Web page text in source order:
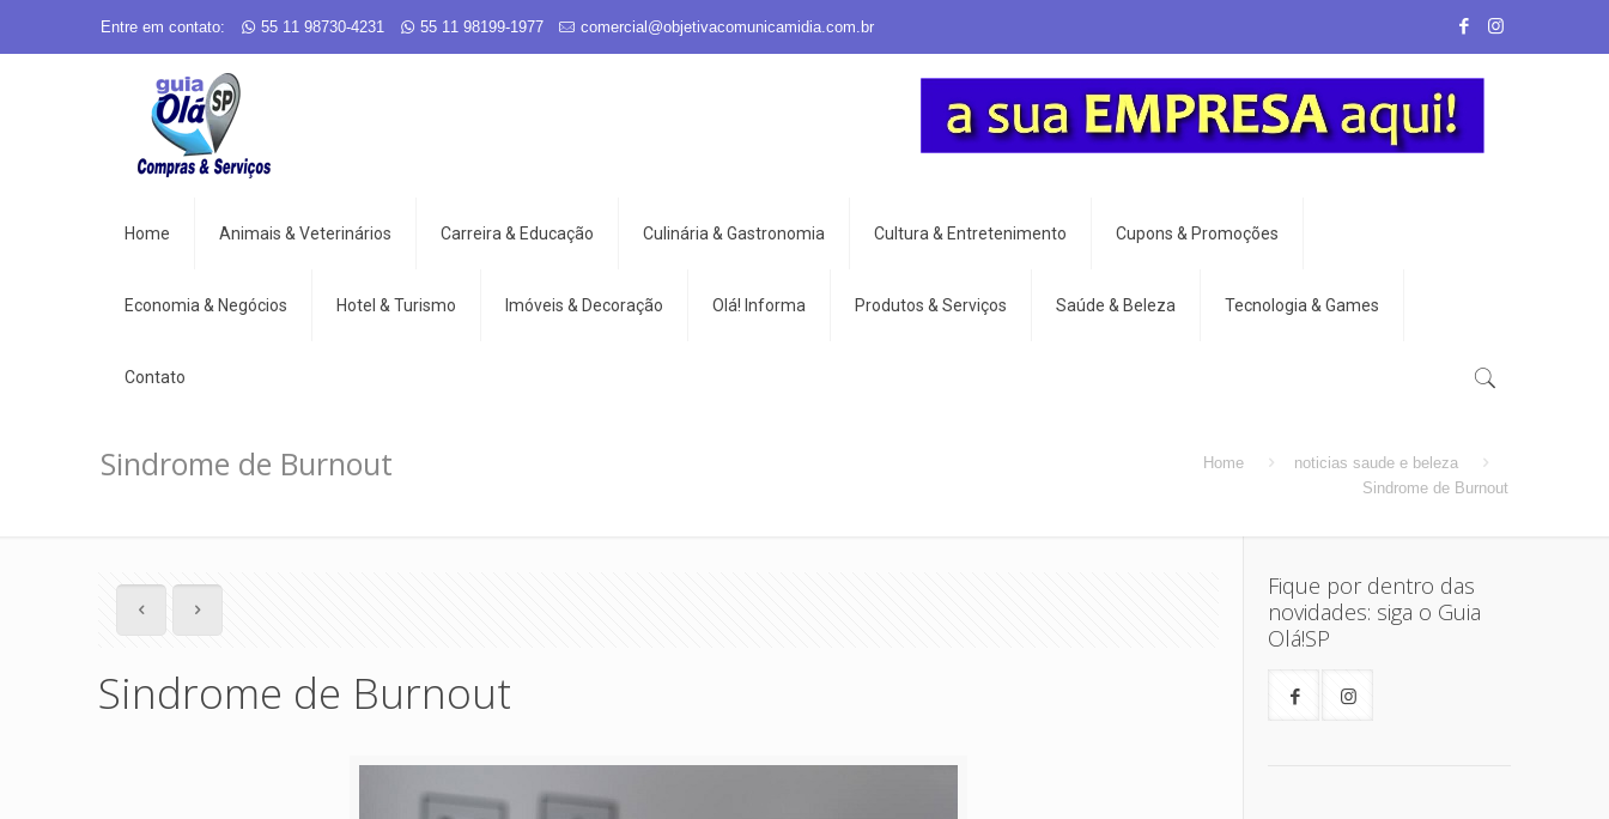
Entre em contato: 55 11 98730-4231 55 11 98199-1977 comercial@objetivacomunicamidia.com.br
Home Animais & Veterinários Carreira & Educação Culinária & Gastronomia Cultura & Entretenimento Cupons & Promoções
Economia & Negócios Hotel & Turismo Imóveis & Decoração Olá! Informa Produtos & Serviços Saúde & Beleza Tecnologia & Games
Contato
Sindrome de Burnout Home
noticias saude e beleza
Sindrome de Burnout
Sindrome de Burnout
Fique por dentro das
novidades: siga o Guia
Olá!SP